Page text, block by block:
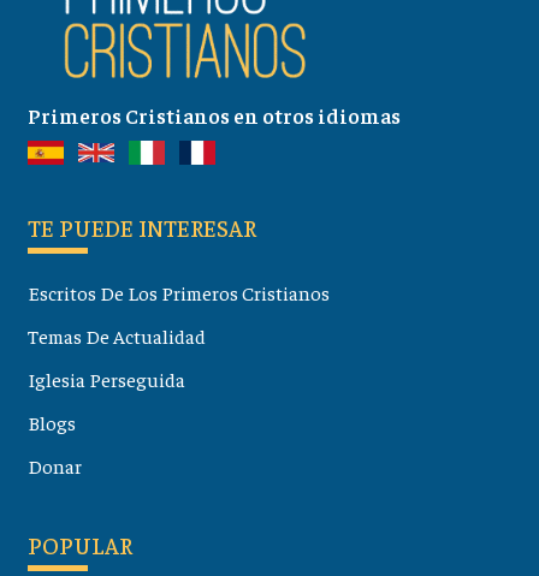
Primeros Cristianos en otros idiomas
TE PUEDE INTERESAR
Escritos De Los Primeros Cristianos
Temas De Actualidad
Iglesia Perseguida
Blogs
Donar
POPULAR